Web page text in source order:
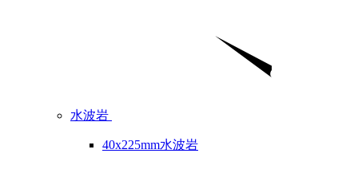
水波岩
40x225mm水波岩